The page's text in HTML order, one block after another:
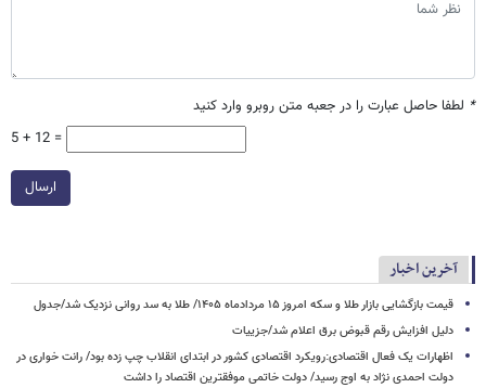
* لطفا حاصل عبارت را در جعبه متن روبرو وارد کنید
5 + 12 =
ارسال
آخرین اخبار
قیمت بازگشایی بازار طلا و سکه امروز ۱۵ مردادماه ۱۴۰۵/ طلا به سد روانی نزدیک شد/جدول
دلیل افزایش رقم قبوض برق اعلام شد/جزییات
اظهارات یک فعال اقتصادی:رویکرد اقتصادی کشور در ابتدای انقلاب چپ زده بود/ رانت خواری در
دولت احمدی نژاد به اوج رسید/ دولت خاتمی موفقترین اقتصاد را داشت